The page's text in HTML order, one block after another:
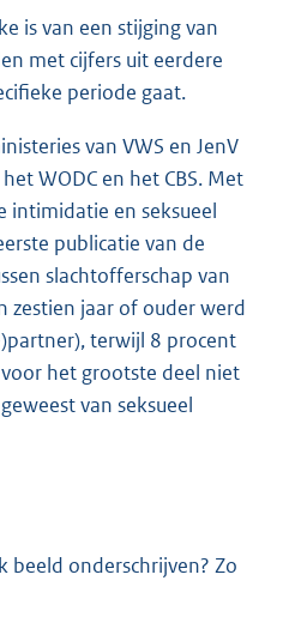
is van een stijging van
met cijfers uit eerdere
periode gaat.
van VWS en JenV
WODC en het CBS. Met
intimidatie en seksueel
publicatie van de
slachtofferschap van
zestien jaar of ouder werd
terwijl 8 procent
het grootste deel niet
van seksueel
onderschrijven? Zo